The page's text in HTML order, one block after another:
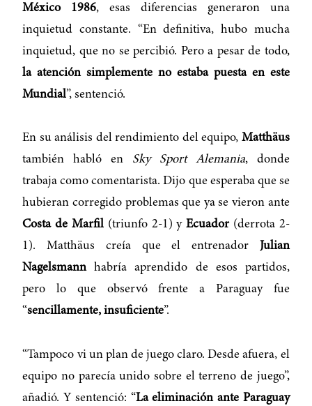
México 1986, esas diferencias generaron una
inquietud constante. “En definitiva, hubo mucha
inquietud, que no se percibió. Pero a pesar de todo,
la atención simplemente no estaba puesta en este
Mundial”, sentenció.
En su análisis del rendimiento del equipo, Matthäus
también habló en Sky Sport Alemania, donde
trabaja como comentarista. Dijo que esperaba que se
hubieran corregido problemas que ya se vieron ante
Costa de Marfil(triunfo 2-1) yEcuador(derrota 2-
1). Matthäus creía que el entrenador Julian
Nagelsmannhabría aprendido de esos partidos,
pero lo que observó frente a Paraguay fue
“sencillamente, insuficiente”.
“Tampoco vi un plan de juego claro. Desde afuera, el
equipo no parecía unido sobre el terreno de juego”,
añadió. Y sentenció: “La eliminación ante Paraguay